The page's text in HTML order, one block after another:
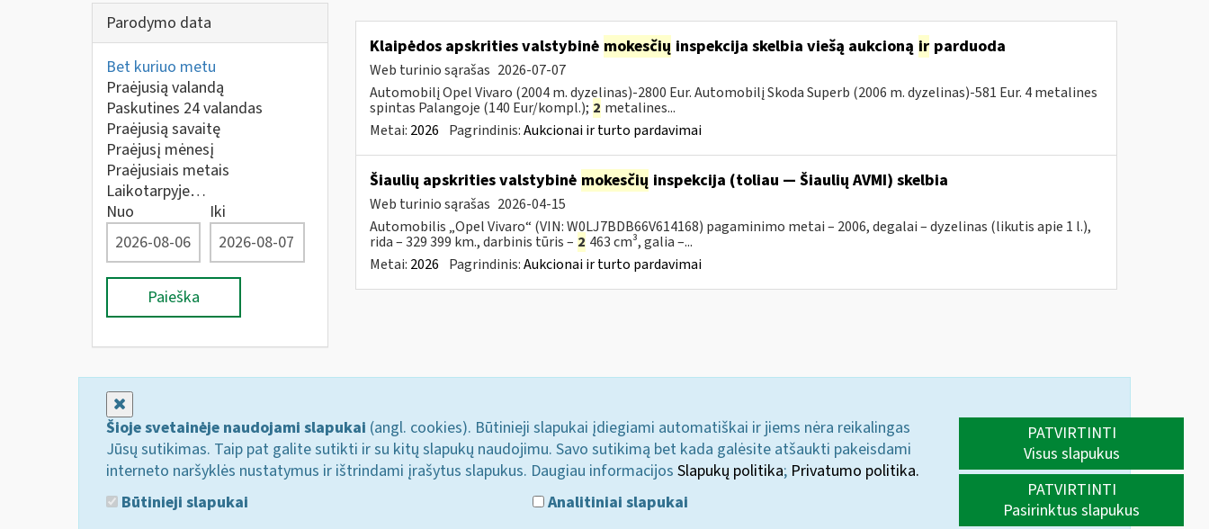
Parodymo data
Bet kuriuo metu
Praėjusią valandą
Paskutines 24 valandas
Praėjusią savaitę
Praėjusį mėnesį
Praėjusiais metais
Laikotarpyje…
Nuo
Iki
Paieška
Klaipėdos apskrities valstybinė mokesčių inspekcija skelbia viešą aukcioną irparduoda
Web turinio sąrašas 2026-07-07
Automobilį Opel Vivaro (2004 m. dyzelinas)-2800 Eur. Automobilį Skoda Superb (2006 m. dyzelinas)-581 Eur. 4 metalines
spintas Palangoje (140 Eur/kompl.); 2 metalines...
Metai: 2026 Pagrindinis:Aukcionai ir turto pardavimai
Šiaulių apskrities valstybinė mokesčių inspekcija (toliau — Šiaulių AVMI) skelbia
Web turinio sąrašas 2026-04-15
Automobilis „Opel Vivaro“ (VIN: W0LJ7BDB66V614168) pagaminimo metai – 2006, degalai – dyzelinas (likutis apie 1 l.),
rida – 329 399 km., darbinis tūris – 2 463 cm³, galia –...
Metai: 2026 Pagrindinis:Aukcionai ir turto pardavimai
Šioje svetainėje naudojami slapukai (angl. cookies). Būtinieji slapukai įdiegiami automatiškai ir jiems nėra reikalingas
Jūsų sutikimas. Taip pat galite sutikti ir su kitų slapukų naudojimu. Savo sutikimą bet kada galėsite atšaukti pakeisdami
interneto naršyklės nustatymus ir ištrindami įrašytus slapukus. Daugiau informacijos Slapukų politika; Privatumo politika.
Būtinieji slapukai
Analitiniai slapukai
PATVIRTINTI
Visus slapukus
PATVIRTINTI
Pasirinktus slapukus